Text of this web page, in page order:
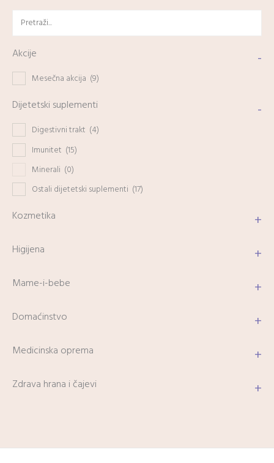
Akcije -
Mesečna akcija (9)
Dijetetski suplementi -
Digestivni trakt (4)
Imunitet (15)
Minerali (0)
Ostali dijetetski suplementi (17)
Kozmetika +
Higijena +
Mame-i-bebe +
Domaćinstvo +
Medicinska oprema +
Zdrava hrana i čajevi +